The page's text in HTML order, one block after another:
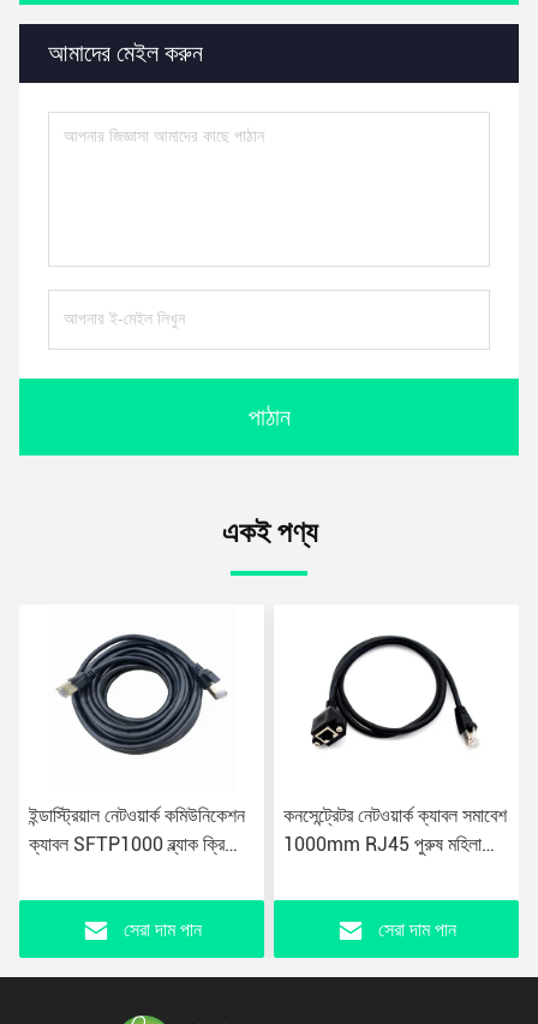
আমাদের মেইল ​​করুন
পাঠান
একই পণ্য
ইন্ডাস্ট্রিয়াল নেটওয়ার্ক কমিউনিকেশন
ক্যাবল SFTP1000 ব্ল্যাক ক্রিস্টাল
সেরা দাম পান
কনসেন্ট্রেটর নেটওয়ার্ক ক্যাবল সমাবেশ
1000mm RJ45 পুরুষ মহিলা
সেরা দাম পান